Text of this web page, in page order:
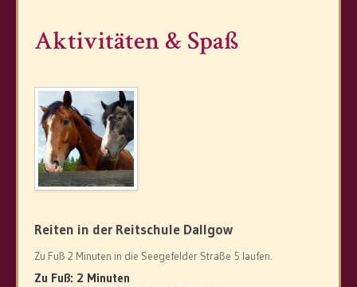
Preise
Preisübersicht
Online Reservierung
Angebote
Umgebung & Freizeit
Kulinarisches
Shopping
Aktivitäten & Spaß
Reiten in der Reitschule Dallgow
Zu Fuß 2 Minuten in die Seegefelder Straße 5 laufen.
Zu Fuß: 2 Minuten